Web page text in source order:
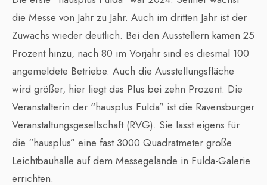
die Messe von Jahr zu Jahr. Auch im dritten Jahr ist der
Zuwachs wieder deutlich. Bei den Ausstellern kamen 25
Prozent hinzu, nach 80 im Vorjahr sind es diesmal 100
angemeldete Betriebe. Auch die Ausstellungsfläche
wird größer, hier liegt das Plus bei zehn Prozent. Die
Veranstalterin der “hausplus Fulda” ist die Ravensburger
Veranstaltungsgesellschaft (RVG). Sie lässt eigens für
die “hausplus” eine fast 3000 Quadratmeter große
Leichtbauhalle auf dem Messegelände in Fulda-Galerie
errichten.